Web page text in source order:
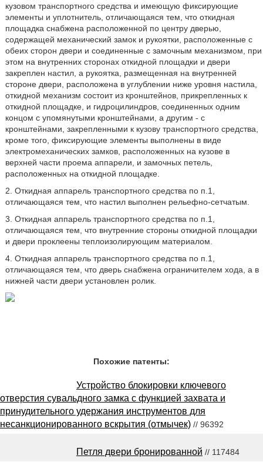
кузовом транспортного средства и имеющую фиксирующие
элементы и уплотнитель, отличающаяся тем, что откидная
площадка снабжена расположенной по центру дверью,
содержащей механический замок и рукоятки, расположенные с
обеих сторон двери и соединенные с замочным механизмом, при
этом на внутренних сторонах откидной площадки и двери
закреплен настил, а рукоятка, размещенная на внутренней
стороне двери, расположена в углублении ниже уровня настила,
откидной механизм состоит из кронштейнов, прикрепленных к
откидной площадке, и гидроцилиндров, соединенных одним
концом с упомянутыми кронштейнами, а другим - с
кронштейнами, закрепленными к кузову транспортного средства,
кроме того, фиксирующие элементы выполнены в виде
электромеханических замков, расположенных на кузове в
верхней части проема аппарели, и замочных петель,
расположенных на откидной площадке.
2. Откидная аппарель транспортного средства по п.1,
отличающаяся тем, что настил выполнен рельефно-сетчатым.
3. Откидная аппарель транспортного средства по п.1,
отличающаяся тем, что внутренние стороны откидной площадки
и двери проклеены теплоизолирующим материалом.
4. Откидная аппарель транспортного средства по п.1,
отличающаяся тем, что дверь снабжена ограничителем хода, а в
нижней части двери установлен ролик.
Похожие патенты:
Устройство блокировки ключевого
отверстия сувальдного замка с функцией захвата и
принудительного удержания инструментов для
несанкционированного вскрытия (отмычек) // 96392
Петля двери бронированной // 117484